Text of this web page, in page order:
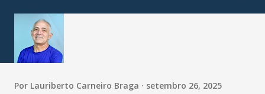
Por Lauriberto Carneiro Braga setembro 26, 2025